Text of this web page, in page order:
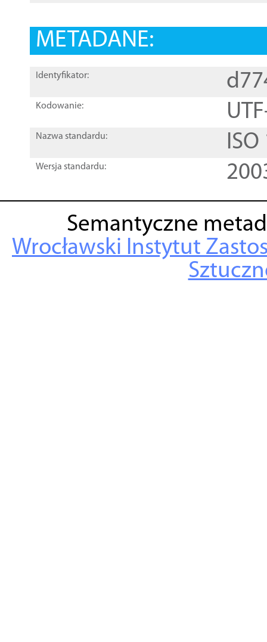
METADANE:
Identyfikator:
Kodowanie:
Nazwa standardu:
Wersja standardu:
Semantyczne
Wrocławski Instytut